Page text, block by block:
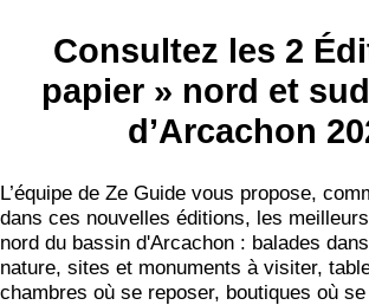
Consultez les 2
papier » nord et
d’Arcachon
L’équipe de Ze Guide vous propose,
dans ces nouvelles éditions, les
nord du bassin d'Arcachon : balades
nature, sites et monuments à visiter,
chambres où se reposer, boutiques où